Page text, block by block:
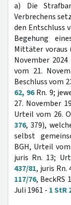
a) Die
Verbrechens
den Entschluss
Begehung
Mittäter voraus
November
vom 21.
Beschluss vom
62, 96Rn. 9;
27. November
Urteil vom 26.
376, 379),
selbst
BGH, Urteil
juris Rn. 13;
437/81, juris Rn.
117/76, BeckRS
Juli 1961 - 1 StR